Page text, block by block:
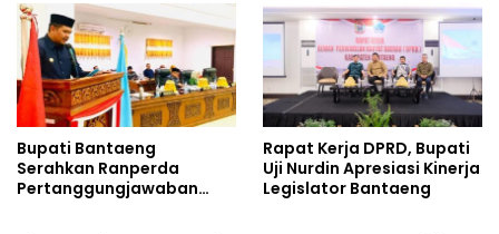
Bupati Bantaeng
Serahkan Ranperda
Pertanggungjawaban
Rapat Kerja DPRD, Bupati
Uji Nurdin Apresiasi Kinerja
Legislator Bantaeng